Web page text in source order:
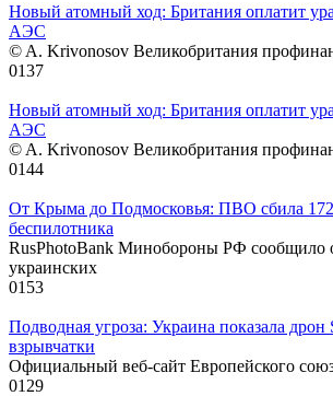
Новый атомный ход: Британия оплатит
АЭС
© A. Krivonosov Великобритания
0137
Новый атомный ход: Британия оплатит
АЭС
© A. Krivonosov Великобритания
0144
От Крыма до Подмосковья: ПВО сбила
беспилотника
RusPhotoBank Минобороны РФ сообщило
украинских
0153
Подводная угроза: Украина показала дрон
взрывчатки
Официальный веб-сайт Европейского
0129